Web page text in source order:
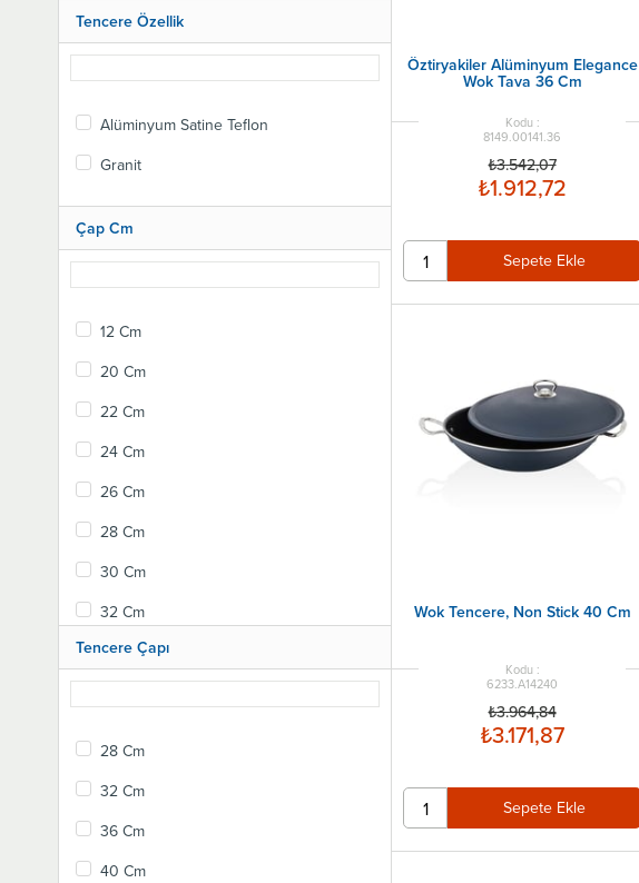
Tencere Özellik
Alüminyum Satine Teflon
Granit
Çap Cm
12 Cm
20 Cm
22 Cm
24 Cm
26 Cm
28 Cm
30 Cm
32 Cm
36 Cm
Tencere Çapı
28 Cm
32 Cm
36 Cm
40 Cm
Öztiryakiler Alüminyum Elegance
Wok Tava 36 Cm
8149.00141.36
₺1.912,72
₺3.542,07
Sepete Ekle
Wok Tencere, Non Stick 40 Cm
6233.A14240
₺3.171,87
₺3.964,84
Sepete Ekle